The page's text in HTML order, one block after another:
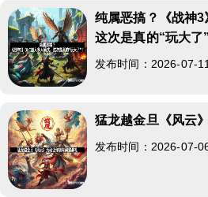
纯属恶搞？《战神3
这次是真的“玩大了
发布时间：2026-07-
猛龙越金旦《风云
发布时间：2026-07-